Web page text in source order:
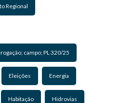
Regional
campo; PL 320/25
Eleições Energia
Habitação Hidrovias